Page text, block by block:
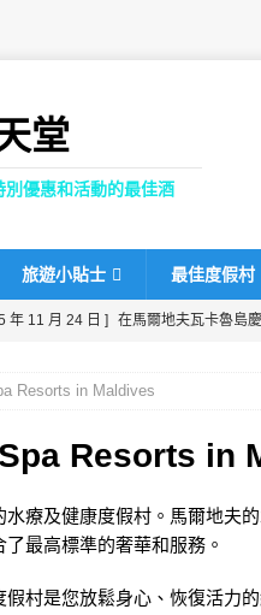
堂
優惠和活動的最佳酒
旅遊小貼士 最佳度假村
年 11 月 24 日 ] 在馬爾地夫瓦卡魯島
年 11 月 17 日 ]
扣，並提供免費接送服務。 特別優
年 11 月 26 日 ] 芙花芬富士酒店與《
Resorts in Maldives
Resorts in
水療及健康度假村。馬爾地夫
最高標準的奢華和服務。
假村是您放鬆身心、恢復活力